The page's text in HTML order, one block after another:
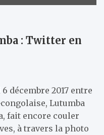
: Twitter en
décembre 2017 entre
Lutumba
fait encore couler
à travers la photo